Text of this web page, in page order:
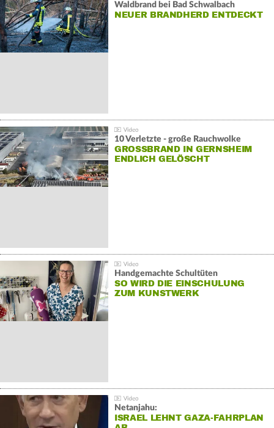
Waldbrand bei Bad Schwalbach
NEUER BRANDHERD ENTDECKT
10 Verletzte - große Rauchwolke
GROSSBRAND IN GERNSHEIM E
NDLICH GELÖSCHT
Handgemachte Schultüten
SO WIRD DIE EINSCHULUNG
ZUM KUNSTWERK
Netanjahu:
ISRAEL LEHNT GAZA-FAHRPLAN